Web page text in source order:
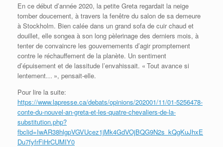
En ce début d’année 2020, la petite Greta regardait la neige
tomber doucement, à travers la fenêtre du salon de sa demeure
à Stockholm. Bien calée dans un grand sofa de cuir chaud et
douillet, elle songea à son long pèlerinage des derniers mois, à
tenter de convaincre les gouvernements d’agir promptement
contre le réchauffement de la planète. Un sentiment
d’épuisement et de lassitude l’envahissait. « Tout avance si
lentement… », pensait-elle.
Pour lire la suite:
https://www.lapresse.ca/debats/opinions/202001/11/01-5256478-
conte-du-nouvel-an-greta-et-les-quatre-chevaliers-de-la-
substitution.php?
fbclid=IwAR38hlgpVGVUcez1jMk4GdVOjBQG9N2s_kQgKuJhxE
Du7fyfrFiHrCUMIY0